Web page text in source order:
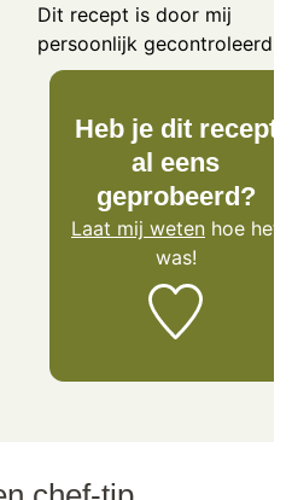
Dit recept is door mij
persoonlijk gecontroleerd.
Heb je dit recept
al eens
geprobeerd?
Laat mij weten hoe het
was!